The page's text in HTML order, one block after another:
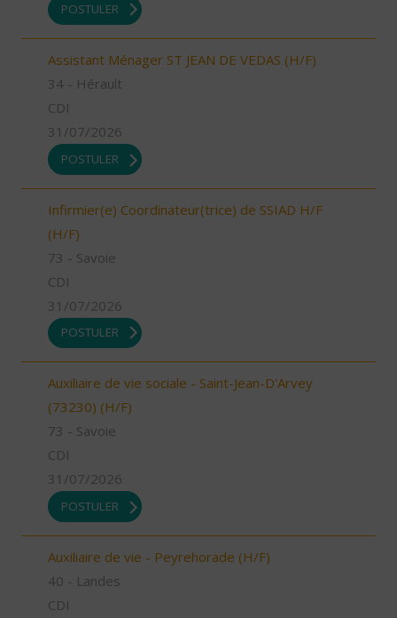
POSTULER
Assistant Ménager ST JEAN DE VEDAS (H/F)
34 - Hérault
CDI
31/07/2026
POSTULER
Infirmier(e) Coordinateur(trice) de SSIAD H/F
(H/F)
73 - Savoie
CDI
31/07/2026
POSTULER
Auxiliaire de vie sociale - Saint-Jean-D'Arvey
(73230) (H/F)
73 - Savoie
CDI
31/07/2026
POSTULER
Auxiliaire de vie - Peyrehorade (H/F)
40 - Landes
CDI